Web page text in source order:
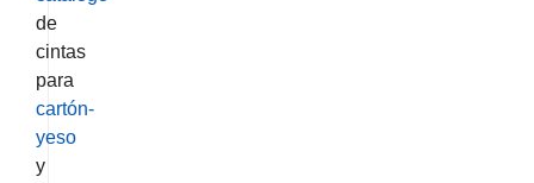
de
cintas
para
cartón-
yeso
y